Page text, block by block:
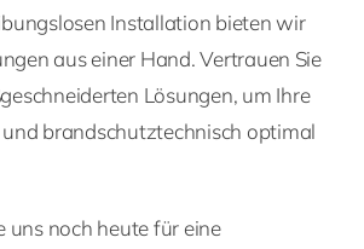
Installation bieten wir
aus einer Hand. Vertrauen Sie
Lösungen, um Ihre
und brandschutztechnisch optimal
uns noch heute für eine